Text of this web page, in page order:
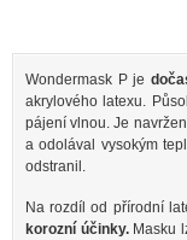
Wondermask P je
akrylového latexu.
pájení vlnou. Je
a odolával vysokým
odstranil.
Na rozdíl od přírodní
korozní účinky.Masku